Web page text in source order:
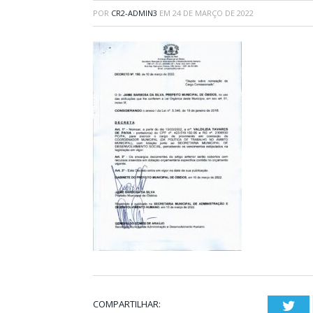
POR CR2-ADMIN3 EM 24 DE MARÇO DE 2022
COMPARTILHAR: